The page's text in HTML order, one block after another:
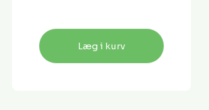
Læg i kurv